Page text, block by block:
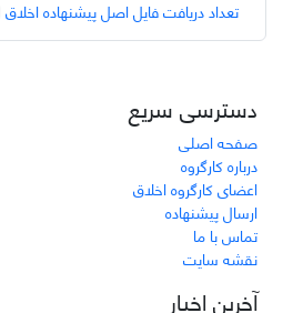
تعداد دریافت فایل اصل پیشنهاده اخلاق
دسترسی سریع
صفحه اصلی
درباره کارگروه
اعضای کارگروه اخلاق
ارسال پیشنهاده
تماس با ما
نقشه سایت
آخرین اخبار